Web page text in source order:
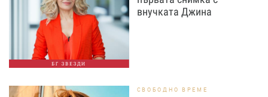
БГ ЗВЕЗДИ
внучката Джина
СВОБОДНО ВРЕМЕ